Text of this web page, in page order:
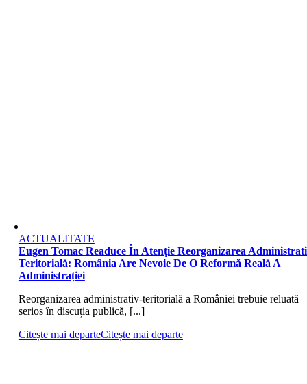
ACTUALITATE
Eugen Tomac Readuce În Atenție Reorganizarea
Teritorială: România Are Nevoie De O Reformă Reală A
Administrației
Reorganizarea administrativ-teritorială a României trebuie reluată
serios în discuția publică, [...]
Citește mai departeCitește mai departe